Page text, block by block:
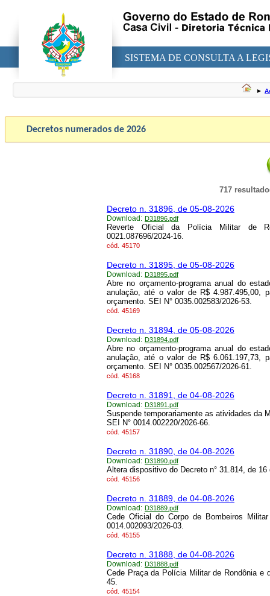
SISTEMA DE CONSULTA A
►
Decretos numerados de 2026
717
Decreto n. 31896, de 05-08-2026
Download: D31896.pdf
Reverte Oficial da Polícia Militar de
0021.087696/2024-16.
cód. 45170
Decreto n. 31895, de 05-08-2026
Download: D31895.pdf
Abre no orçamento-programa anual do
anulação, até o valor de R$ 4.987.495,00,
orçamento. SEI N° 0035.002583/2026-53.
cód. 45169
Decreto n. 31894, de 05-08-2026
Download: D31894.pdf
Abre no orçamento-programa anual do
anulação, até o valor de R$ 6.061.197,73,
orçamento. SEI N° 0035.002567/2026-61.
cód. 45168
Decreto n. 31891, de 04-08-2026
Download: D31891.pdf
Suspende temporariamente as atividades da
SEI N° 0014.002220/2026-66.
cód. 45157
Decreto n. 31890, de 04-08-2026
Download: D31890.pdf
Altera dispositivo do Decreto n° 31.814, de
cód. 45156
Decreto n. 31889, de 04-08-2026
Download: D31889.pdf
Cede Oficial do Corpo de Bombeiros
0014.002093/2026-03.
cód. 45155
Decreto n. 31888, de 04-08-2026
Download: D31888.pdf
Cede Praça da Polícia Militar de Rondônia e
45.
cód. 45154